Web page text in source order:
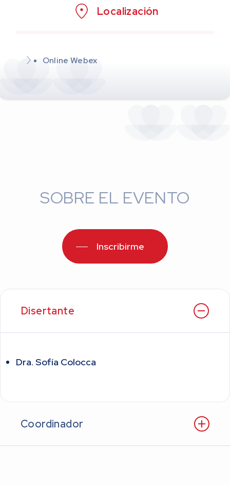
Localización
Online Webex
SOBRE EL EVENTO
Inscribirme
Disertante
Dra. Sofía Colocca
Coordinador